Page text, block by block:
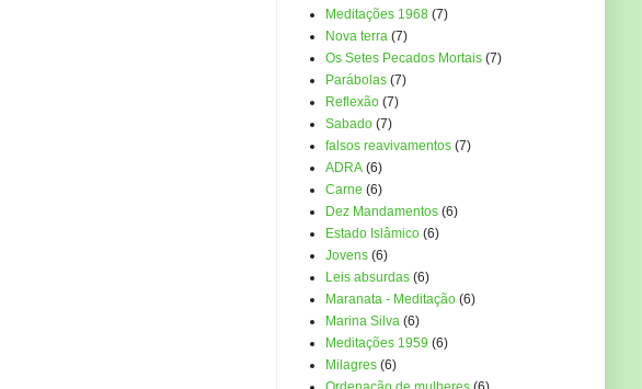
Meditações 1968 (7)
Nova terra (7)
Os Setes Pecados Mortais (7)
Parábolas (7)
Reflexão (7)
Sabado (7)
falsos reavivamentos (7)
ADRA (6)
Carne (6)
Dez Mandamentos (6)
Estado Islâmico (6)
Jovens (6)
Leis absurdas (6)
Maranata - Meditação (6)
Marina Silva (6)
Meditações 1959 (6)
Milagres (6)